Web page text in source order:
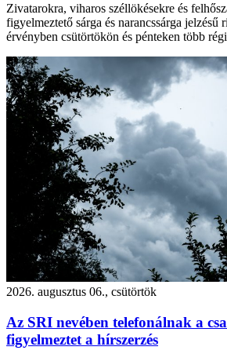
Zivatarokra, viharos széllökésekre és
figyelmeztető sárga és narancssárga jelzésű
érvényben csütörtökön és pénteken több
2026. augusztus 06., csütörtök
Az SRI nevében telefonálnak a
figyelmeztet a hírszerzés